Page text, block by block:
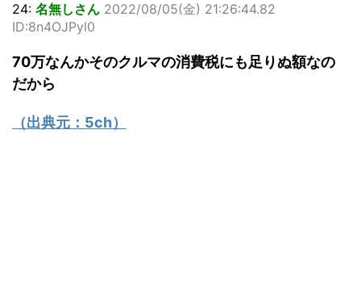
24: 名無しさん 2022/08/05(金) 21:26:44.82
ID:8n4OJPyl0
70万なんかそのクルマの消費税にも足りぬ額なの
だから
（出典元： 5ch）